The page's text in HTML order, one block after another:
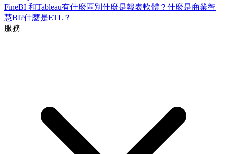
FineBI 和Tableau有什麼區別 什麼是報表軟體？ 什麼是商業智
慧BI?什麼是ETL？
服務